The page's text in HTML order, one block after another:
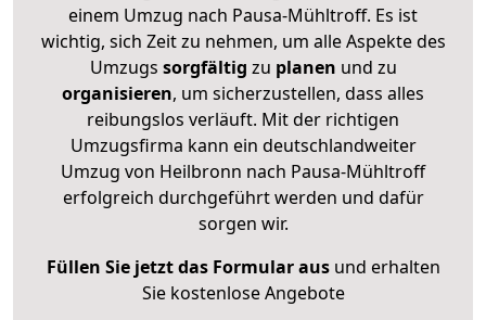
einem Umzug nach Pausa-Mühltroff. Es ist
wichtig, sich Zeit zu nehmen, um alle Aspekte des
Umzugs sorgfältig zu planen und zu
organisieren, um sicherzustellen, dass alles
reibungslos verläuft. Mit der richtigen
Umzugsfirma kann ein deutschlandweiter
Umzug von Heilbronn nach Pausa-Mühltroff
erfolgreich durchgeführt werden und dafür
sorgen wir.
Füllen Sie jetzt das Formular ausund erhalten
Sie kostenlose Angebote